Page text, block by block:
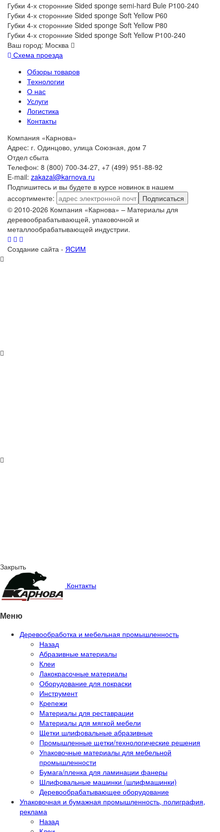
Губки 4-х сторонние Sided sponge semi-hard Bule Р100-240
Губки 4-х сторонние Sided sponge Soft Yellow Р60
Губки 4-х сторонние Sided sponge Soft Yellow Р80
Губки 4-х сторонние Sided sponge Soft Yellow Р100-240
Ваш город: Москва
Схема проезда
Обзоры товаров
Технологии
О нас
Услуги
Логистика
Контакты
Компания «Карнова»
Адрес: г. Одинцово, улица Союзная, дом 7
Отдел сбыта
Телефон: 8 (800) 700-34-27, +7 (499) 951-88-92
E-mail: zakazal@karnova.ru
Подпишитесь и вы будете в курсе новинок в нашем
ассортименте:
Подписаться
© 2010-2026 Компания «Карнова» – Материалы для
деревообрабатывающей, упаковочной и
металлообрабатывающей индустрии.
Создание сайта - ЯСИМ
Закрыть
Контакты
Меню
Деревообработка и мебельная промышленность
Назад
Абразивные материалы
Клеи
Лакокрасочные материалы
Оборудование для покраски
Инструмент
Крепежи
Материалы для реставрации
Материалы для мягкой мебели
Щетки шлифовальные абразивные
Промышленные щетки/технологические решения
Упаковочные материалы для мебельной
промышленности
Бумага/пленка для ламинации фанеры
Шлифовальные машинки (шлифмашинки)
Деревообрабатывающее оборудование
Упаковочная и бумажная промышленность, полиграфия,
реклама
Назад